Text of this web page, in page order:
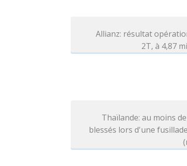
Allianz: résultat
2T, à 4,87
Thaïlande: au moins
blessés lors d'une